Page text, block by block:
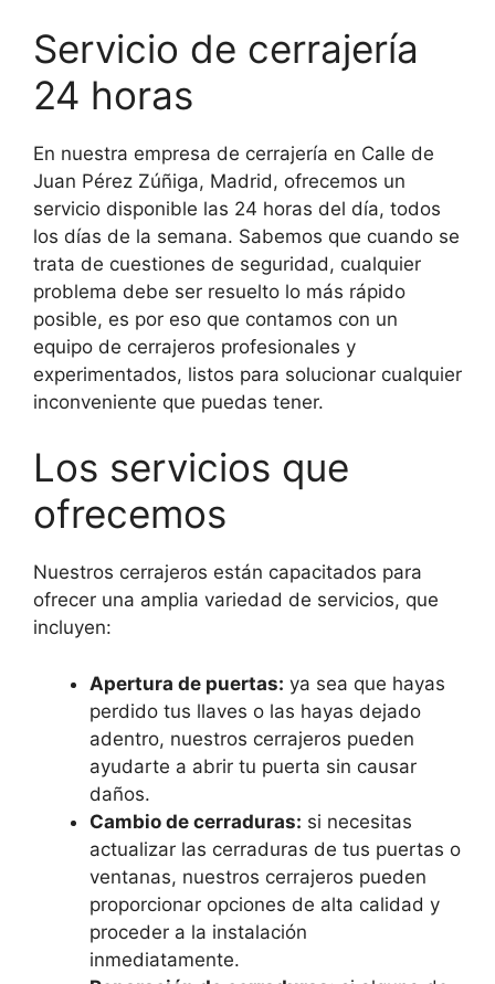
Servicio de cerrajería
24 horas
En nuestra empresa de cerrajería en Calle de
Juan Pérez Zúñiga, Madrid, ofrecemos un
servicio disponible las 24 horas del día, todos
los días de la semana. Sabemos que cuando se
trata de cuestiones de seguridad, cualquier
problema debe ser resuelto lo más rápido
posible, es por eso que contamos con un
equipo de cerrajeros profesionales y
experimentados, listos para solucionar cualquier
inconveniente que puedas tener.
Los servicios que
ofrecemos
Nuestros cerrajeros están capacitados para
ofrecer una amplia variedad de servicios, que
incluyen:
Apertura de puertas: ya sea que hayas
perdido tus llaves o las hayas dejado
adentro, nuestros cerrajeros pueden
ayudarte a abrir tu puerta sin causar
daños.
Cambio de cerraduras: si necesitas
actualizar las cerraduras de tus puertas o
ventanas, nuestros cerrajeros pueden
proporcionar opciones de alta calidad y
proceder a la instalación
inmediatamente.